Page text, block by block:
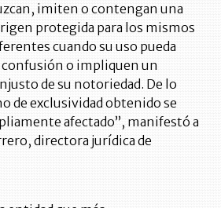
imiten o contengan una
protegida para los mismos
cuando su uso pueda
confusión o impliquen un
de su notoriedad. De lo
de exclusividad obtenido se
afectado”, manifestó a
directora jurídica de